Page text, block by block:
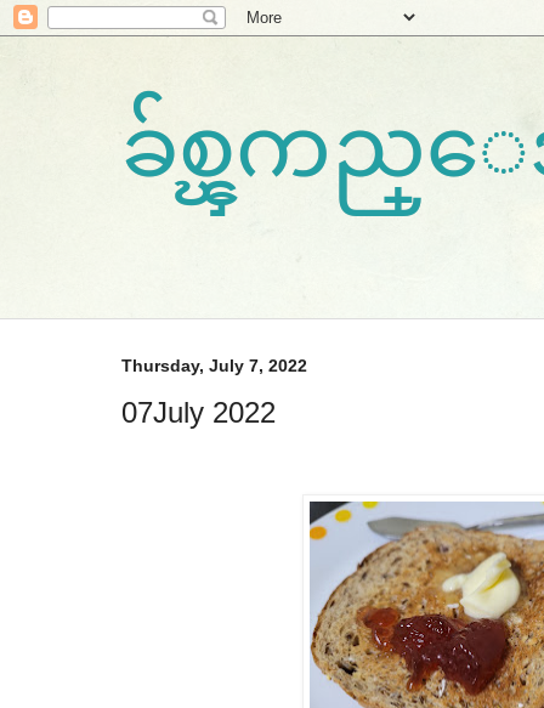
ခ်စ္ၾကည္ေ
Thursday, July 7, 2022
07July 2022